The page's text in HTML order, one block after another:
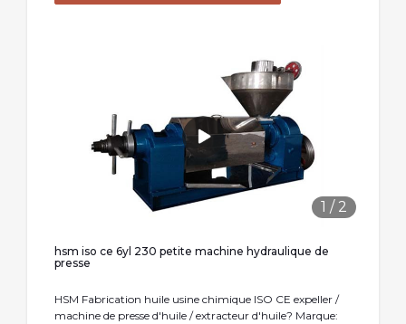
1 / 2
hsm iso ce 6yl 230 petite machine hydraulique de
presse
HSM Fabrication huile usine chimique ISO CE expeller /
machine de presse d'huile / extracteur d'huile? Marque: